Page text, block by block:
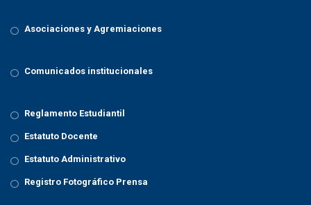
Asociaciones y Agremiaciones
Comunicados institucionales
Reglamento Estudiantil
Estatuto Docente
Estatuto Administrativo
Registro Fotográfico Prensa